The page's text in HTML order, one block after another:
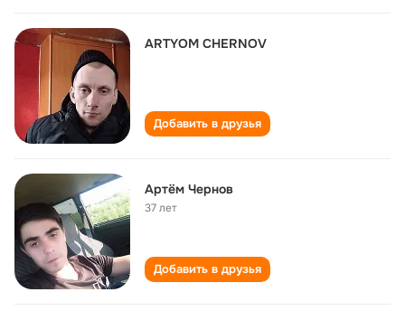
ARTYOM CHERNOV
Добавить в друзья
Артëм Чернов
37 лет
Добавить в друзья